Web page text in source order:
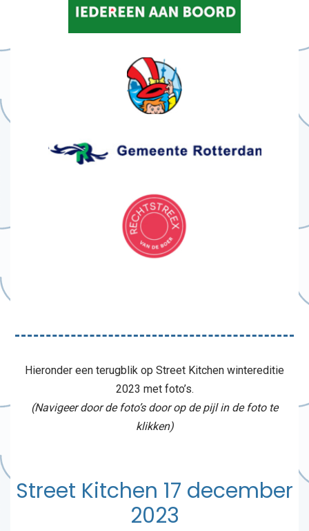
Hieronder een terugblik op Street Kitchen wintereditie
2023 met foto’s.
(Navigeer door de foto’s door op de pijl in de foto te
klikken)
Street Kitchen 17 december
2023